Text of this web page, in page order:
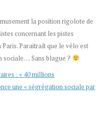
la position rigolote de
concernant les pistes
Paraitraît que le vélo est
sociale…. Sans blague ?
: « 40 millions
une « ségrégation sociale par